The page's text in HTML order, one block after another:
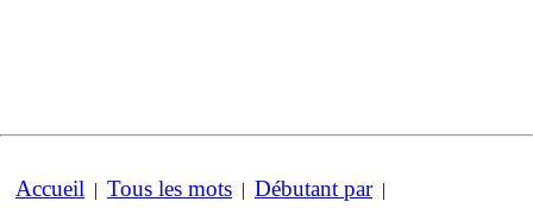
Accueil | Tous les mots | Débutant par|